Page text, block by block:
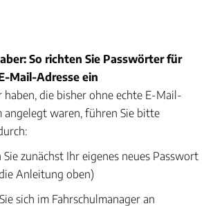
So richten Sie Passwörter für
Mail-Adresse ein
haben, die bisher ohne echte E-Mail-
angelegt waren, führen Sie bitte
Sie zunächst Ihr eigenes neues Passwort
Anleitung oben)
sich im Fahrschulmanager an